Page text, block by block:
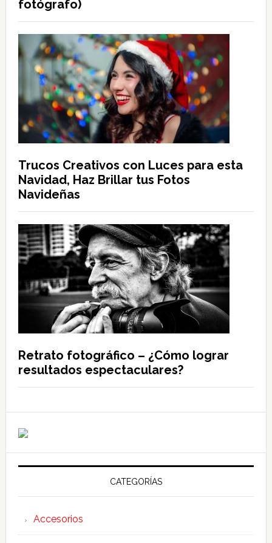
fotógrafo)
Trucos Creativos con Luces para esta
Navidad, Haz Brillar tus Fotos
Navideñas
Retrato fotográfico – ¿Cómo lograr
resultados espectaculares?
CATEGORÍAS
Accesorios